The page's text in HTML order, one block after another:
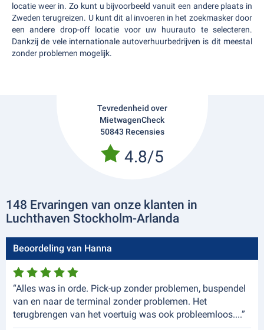
locatie weer in. Zo kunt u bijvoorbeeld vanuit een andere plaats in
Zweden terugreizen. U kunt dit al invoeren in het zoekmasker door
een andere drop-off locatie voor uw huurauto te selecteren.
Dankzij de vele internationale autoverhuurbedrijven is dit meestal
zonder problemen mogelijk.
Tevredenheid over
MietwagenCheck
50843 Recensies
4.8/5
148 Ervaringen van onze klanten in
Luchthaven Stockholm-Arlanda
Beoordeling van Hanna
“Alles was in orde. Pick-up zonder problemen, buspendel
van en naar de terminal zonder problemen. Het
terugbrengen van het voertuig was ook probleemloos....”